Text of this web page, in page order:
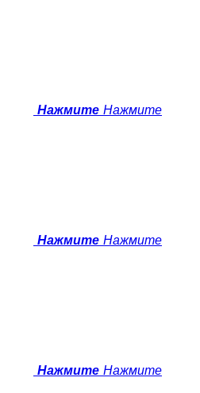
Нажмите Нажмите
Нажмите Нажмите
Нажмите Нажмите